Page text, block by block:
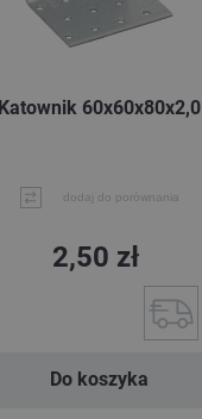
Katownik 60x60x80x2,0
dodaj do porównania
2,50 zł
Do koszyka